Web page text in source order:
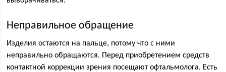
Неправильное обращение
Изделия остаются на пальце, потому что с ними
неправильно обращаются. Перед приобретением средств
контактной коррекции зрения посещают офтальмолога. Есть